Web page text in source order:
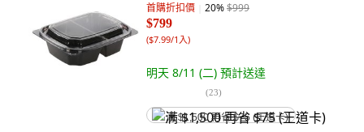
首購折扣價 20%$999
$799
($7.99/1入)
明天 8/11 (二) 預計送達
(23)
满 $1,500 再省 $75 (王道卡)